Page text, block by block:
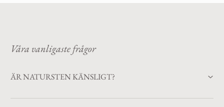
Våra vanligaste frågor
ÄR NATURSTEN KÄNSLIGT?